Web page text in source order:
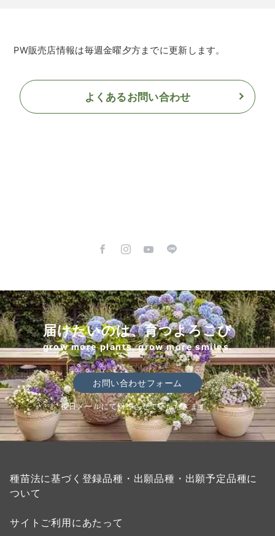
PW販売店情報は毎週金曜夕方までに更新します。
よくあるお問い合わせ
届けたいのは、育つよろこび
grow more plants, grow more smiles.
お問い合わせフォーム
後日メールにて回答させていただきます。
種苗法に基づく登録品種・出願品種・出願予定品種に
ついて
サイトご利用にあたって